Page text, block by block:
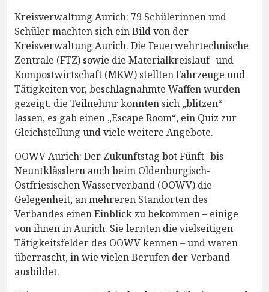
Kreisverwaltung Aurich: 79 Schülerinnen und
Schüler machten sich ein Bild von der
Kreisverwaltung Aurich. Die Feuerwehrtechnische
Zentrale (FTZ) sowie die Materialkreislauf- und
Kompostwirtschaft (MKW) stellten Fahrzeuge und
Tätigkeiten vor, beschlagnahmte Waffen wurden
gezeigt, die Teilnehmr konnten sich „blitzen“
lassen, es gab einen „Escape Room“, ein Quiz zur
Gleichstellung und viele weitere Angebote.
OOWV Aurich: Der Zukunftstag bot Fünft- bis
Neuntklässlern auch beim Oldenburgisch-
Ostfriesischen Wasserverband (OOWV) die
Gelegenheit, an mehreren Standorten des
Verbandes einen Einblick zu bekommen – einige
von ihnen in Aurich. Sie lernten die vielseitigen
Tätigkeitsfelder des OOWV kennen – und waren
überrascht, in wie vielen Berufen der Verband
ausbildet.